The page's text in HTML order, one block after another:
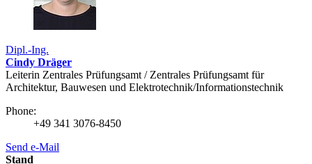
Dipl.-Ing.
Cindy Dräger
Leiterin Zentrales Prüfungsamt / Zentrales Prüfungsamt für
Architektur, Bauwesen und Elektrotechnik/Informationstechnik
Phone:
+49 341 3076-8450
Send e-Mail
Stand